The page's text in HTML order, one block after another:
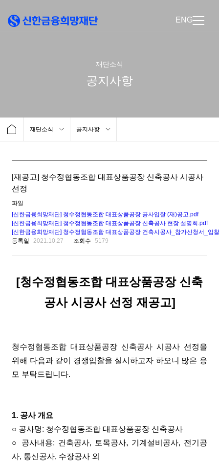
ENG
재단소식
공지사항
재단소식 공지사항
[재공고] 청수정협동조합 대표상품공장 신축공사 시공사
선정
파일
[신한금융희망재단] 청수정협동조합 대표상품공장 공사입찰 (재)공고.pdf
[신한금융희망재단] 청수정협동조합 대표상품공장 신축공사 현장 설명회.pdf
[신한금융희망재단] 청수정협동조합 대표상품공장 건축시공사_참가신청서_입
등록일
2021.10.27 조회수 5179
[청수정협동조합 대표상품공장 신축
공사 시공사 선정 재공고]
청수정협동조합 대표상품공장 신축공사 시공사 선정을
위해 다음과 같이 경쟁입찰을 실시하고자 하오니 많은 응
모 부탁드립니다.
1. 공사 개요
○ 공사명: 청수정협동조합 대표상품공장 신축공사
○ 공사내용: 건축공사, 토목공사, 기계설비공사, 전기공
사, 통신공사, 수장공사 외